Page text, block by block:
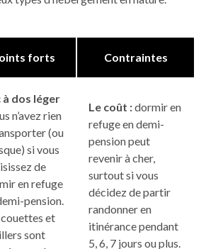
forts Contraintes
à dos léger
n’avez rien
(ou
si vous
de
en refuge
pension.
couettes et
sont
Le coût :dormir en
refuge en demi-
pension peut
revenir à cher,
surtout si vous
décidez de partir
randonner en
itinérance pendant
5, 6, 7 jours ou plus.